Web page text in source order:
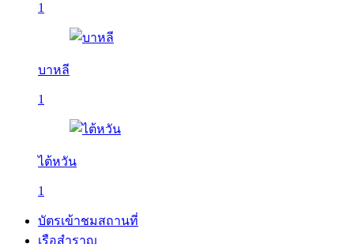
1
บาหลี
1
ไต้หวัน
1
บัตรเข้าชมสถานที่
เรือสำราญ